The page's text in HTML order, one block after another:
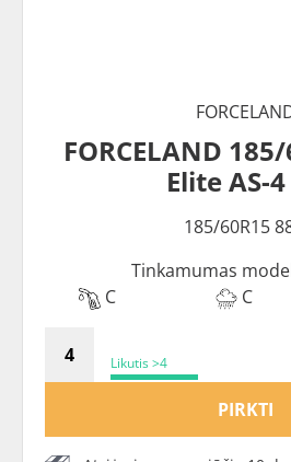
FORCELAND
Elite AS-
185/60R15
Tinkamumas
C
C
Likutis >4
PIRKTI